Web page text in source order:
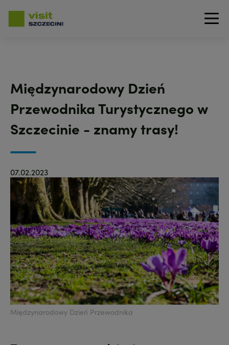
Międzynarodowy Dzień
Przewodnika Turystycznego w
Szczecinie - znamy trasy!
07.02.2023
Międzynarodowy Dzień Przewodnika